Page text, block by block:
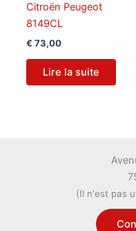
Citroën Peugeot
8149CL
€ 73,00
Lire la suite
(Il n'est pas